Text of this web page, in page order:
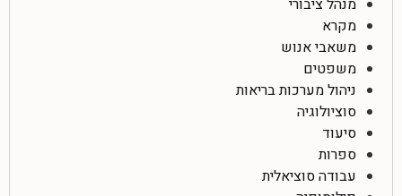
מנהל ציבורי
מקרא
משאבי אנוש
משפטים
ניהול מערכות בריאות
סוציולוגיה
סיעוד
ספרות
עבודה סוציאלית